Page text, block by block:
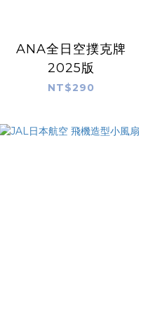
ANA全日空撲克牌
2025版
NT$290